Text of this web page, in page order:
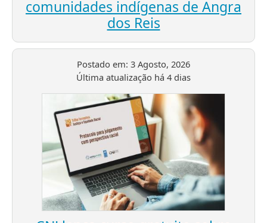
comunidades indígenas de Angra
dos Reis
Postado em: 3 Agosto, 2026
Última atualização há 4 dias